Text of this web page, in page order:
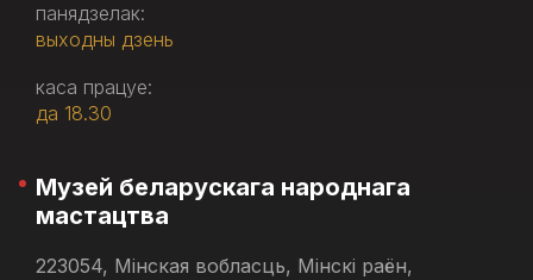
панядзелак:
выходны дзень
каса працуе:
да 18.30
Музей беларускага народнага
мастацтва
223054, Мінская вобласць, Мінскі раён,